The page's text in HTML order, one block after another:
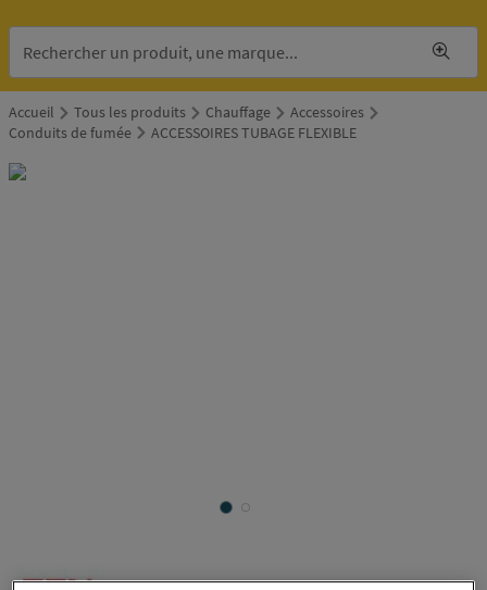
Accueil Tous les produits Chauffage
Accessoires
Conduits de fumée
ACCESSOIRES TUBAGE FLEXIBLE